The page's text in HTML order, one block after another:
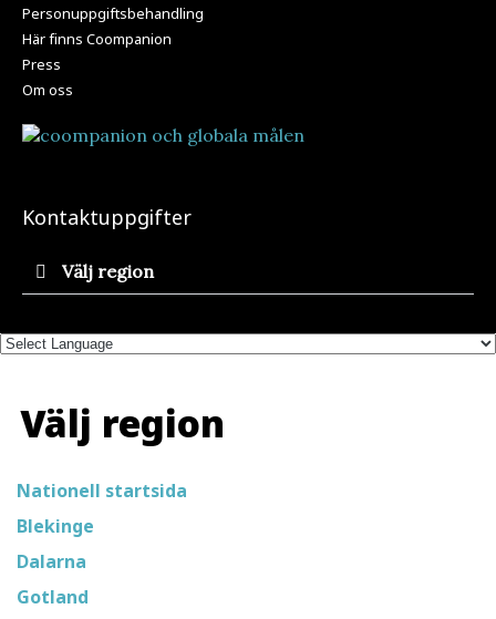
Personuppgiftsbehandling
Här finns Coompanion
Press
Om oss
Kontaktuppgifter
Välj region
Välj region
Nationell startsida
Blekinge
Dalarna
Gotland